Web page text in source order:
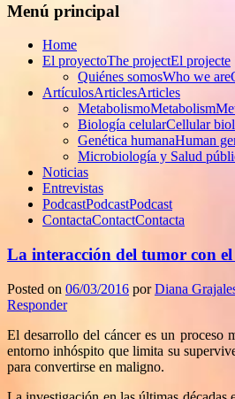
Menú principal
Home
El proyectoThe projectEl projecte
Quiénes somosWho we are
ArtículosArticlesArticles
MetabolismoMetabolism
Biología celularCellular
Genética humanaHuman
Microbiología y Salud
Noticias
Entrevistas
PodcastPodcastPodcast
ContactaContactContacta
La interacción del tumor con
Posted on 06/03/2016 porDiana
Responder
El desarrollo del cáncer es un proceso
entorno inhóspito que limita su
para convertirse en maligno.